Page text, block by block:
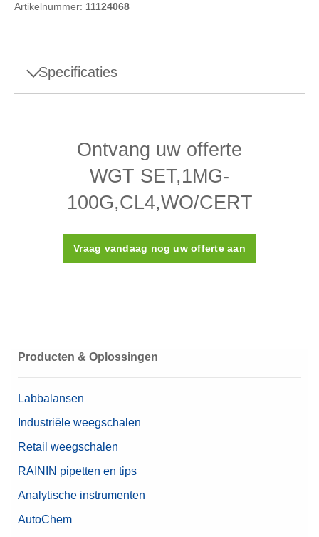
Artikelnummer: 11124068
Specificaties
Dichtheid ρ 7950 (± 140) kg/m³
ASTM-klasse 4
Materiaal
Nominale waarde
Ontvang uw offerte
WGT SET,1MG-
100G,CL4,WO/CERT
Vraag vandaag nog uw offerte aan
Producten & Oplossingen
Labbalansen
Industriële weegschalen
Retail weegschalen
RAININ pipetten en tips
Analytische instrumenten
AutoChem